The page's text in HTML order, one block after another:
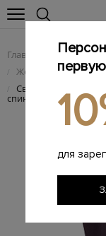
Главная
/ Женские
/ Свободный топ из
спинке
для